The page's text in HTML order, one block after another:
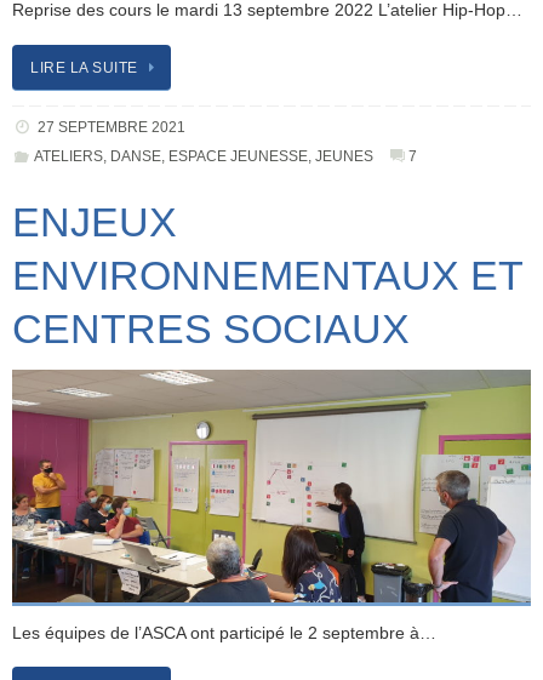
Reprise des cours le mardi 13 septembre 2022 L’atelier Hip-Hop…
LIRE LA SUITE
27 SEPTEMBRE 2021
ATELIERS, DANSE, ESPACE JEUNESSE, JEUNES 7
ENJEUX
ENVIRONNEMENTAUX ET
CENTRES SOCIAUX
Les équipes de l’ASCA ont participé le 2 septembre à…